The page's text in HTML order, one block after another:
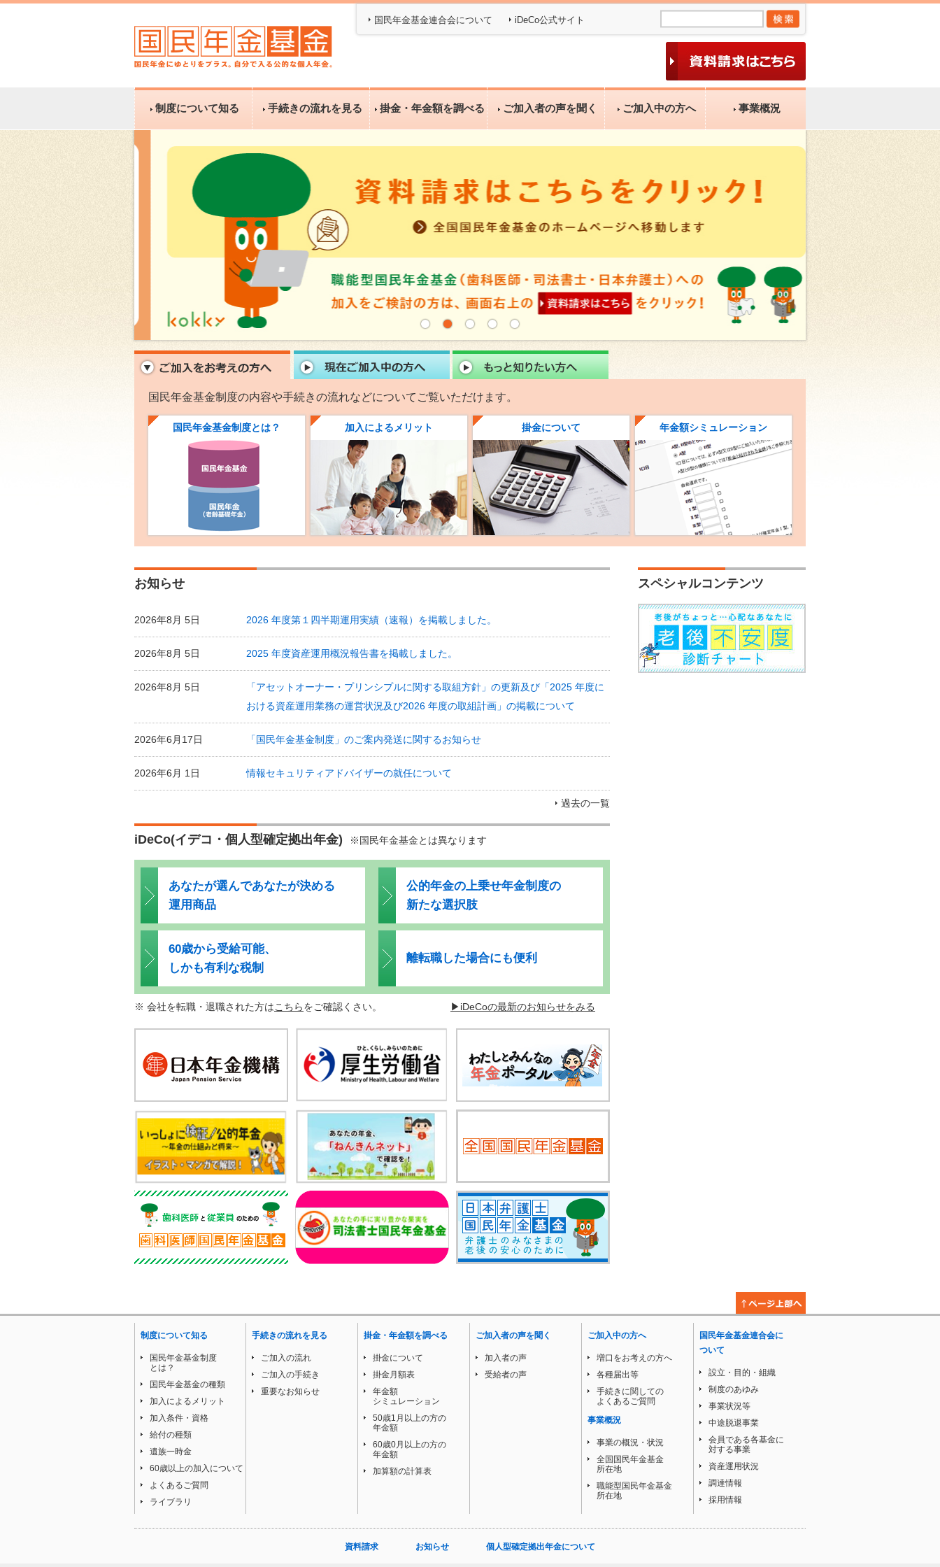
国民年金基金連合会について iDeCo公式サイト
制度について知る 手続きの流れを見る 掛金・年金額を調べる ご加入者の声を聞く ご加入中の方へ 事業概況
ご加入をお考えの方へ
国民年金基金制度の内容や手続きの流れなどについてご覧いただけます。
国民年金基金制度とは？ 加入によるメリット 掛金について 年金額シミュレーション
現在ご加入中の方へ もっと知りたい方へ
お知らせ
2026年8月 5日 2026 年度第１四半期運用実績（速報）を掲載しました。
2026年8月 5日 2025 年度資産運用概況報告書を掲載しました。
2026年8月 5日
「アセットオーナー・プリンシプルに関する取組方針」の更新及び「2025 年度に
おける資産運用業務の運営状況及び2026 年度の取組計画」の掲載について
2026年6月17日 「国民年金基金制度」のご案内発送に関するお知らせ
2026年6月 1日 情報セキュリティアドバイザーの就任について
過去の一覧
iDeCo(イデコ・個人型確定拠出年金) ※国民年金基金とは異なります
あなたが選んであなたが決める
運用商品
公的年金の上乗せ年金制度の
新たな選択肢
60歳から受給可能、
しかも有利な税制
離転職した場合にも便利
※ 会社を転職・退職された方はこちらをご確認くさい。 ▶iDeCoの最新のお知らせをみる
スペシャルコンテンツ
制度について知る
国民年金基金制度
とは？
国民年金基金の種類
加入によるメリット
加入条件・資格
給付の種類
遺族一時金
60歳以上の加入について
よくあるご質問
ライブラリ
手続きの流れを見る
ご加入の流れ
ご加入の手続き
重要なお知らせ
掛金・年金額を調べる
掛金について
掛金月額表
年金額
シミュレーション
50歳1月以上の方の
年金額
60歳0月以上の方の
年金額
加算額の計算表
ご加入者の声を聞く
加入者の声
受給者の声
ご加入中の方へ
増口をお考えの方へ
各種届出等
手続きに関しての
よくあるご質問
事業概況
事業の概況・状況
全国国民年金基金
所在地
職能型国民年金基金
所在地
国民年金基金連合会に
ついて
設立・目的・組織
制度のあゆみ
事業状況等
中途脱退事業
会員である各基金に
対する事業
資産運用状況
調達情報
採用情報
資料請求 お知らせ 個人型確定拠出年金について